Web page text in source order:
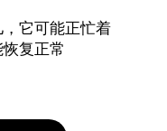
它可能正忙着
复正常